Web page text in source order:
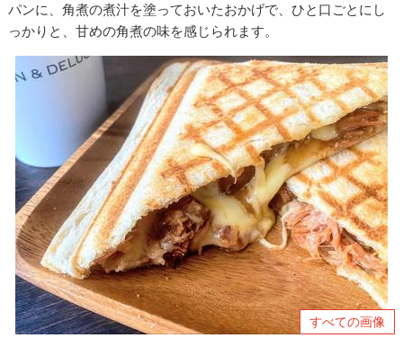
パンに、角煮の煮汁を塗っておいたおかげで、ひと口ごとにし
っかりと、甘めの角煮の味を感じられます。
すべての画像